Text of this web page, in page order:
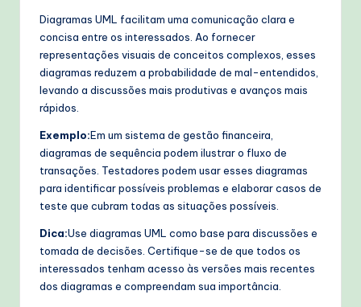
Diagramas UML facilitam uma comunicação clara e
concisa entre os interessados. Ao fornecer
representações visuais de conceitos complexos, esses
diagramas reduzem a probabilidade de mal-entendidos,
levando a discussões mais produtivas e avanços mais
rápidos.
Exemplo:Em um sistema de gestão financeira,
diagramas de sequência podem ilustrar o fluxo de
transações. Testadores podem usar esses diagramas
para identificar possíveis problemas e elaborar casos de
teste que cubram todas as situações possíveis.
Dica:Use diagramas UML como base para discussões e
tomada de decisões. Certifique-se de que todos os
interessados tenham acesso às versões mais recentes
dos diagramas e compreendam sua importância.